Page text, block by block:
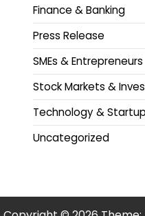
Finance & Banking
Press Release
SMEs & Entrepreneurs
Stock Markets &
Technology &
Uncategorized